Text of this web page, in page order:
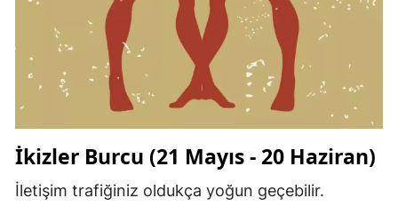
İkizler Burcu (21 Mayıs - 20 Haziran)
İletişim trafiğiniz oldukça yoğun geçebilir.